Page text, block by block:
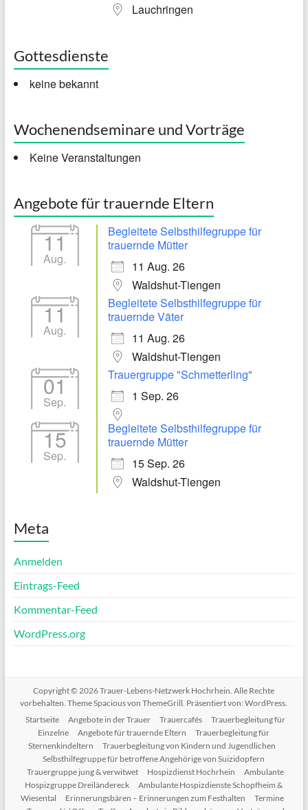
Lauchringen
Gottesdienste
keine bekannt
Wochenendseminare und Vorträge
Keine Veranstaltungen
Angebote für trauernde Eltern
11
Aug.
Begleitete Selbsthilfegruppe für
trauernde Mütter
11 Aug. 26
Waldshut-Tiengen
11
Aug.
Begleitete Selbsthilfegruppe für
trauernde Väter
11 Aug. 26
Waldshut-Tiengen
01
Sep.
Trauergruppe "Schmetterling"
1 Sep. 26
15
Sep.
Begleitete Selbsthilfegruppe für
trauernde Mütter
15 Sep. 26
Waldshut-Tiengen
Meta
Anmelden
Eintrags-Feed
Kommentar-Feed
WordPress.org
Copyright © 2026Trauer-Lebens-Netzwerk Hochrhein. Alle Rechte
vorbehalten. ThemeSpaciousvon ThemeGrill. Präsentiert von:WordPress.
Startseite
Angebote in der Trauer Trauercafés
Trauerbegleitung für
Einzelne
Angebote für trauernde Eltern
Trauerbegleitung für
Sternenkindeltern
Trauerbegleitung von Kindern und Jugendlichen
Selbsthilfegruppe für betroffene Angehörige von Suizidopfern
Trauergruppe jung & verwitwet
Hospizdienst Hochrhein
Ambulante
Hospizgruppe Dreiländereck
Ambulante Hospizdienste Schopfheim &
Wiesental
Erinnerungsbären – Erinnerungen zum Festhalten
Termine